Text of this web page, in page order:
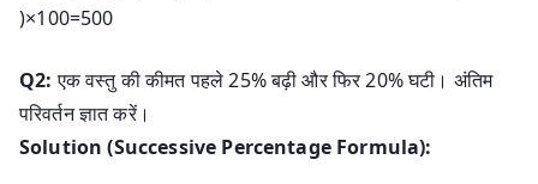
)×100=500
Q2: एक वस्तु की कीमत पहले 25% बढ़ी और फिर 20% घटी। अंतिम
परिवर्तन ज्ञात करें।
Solution (Successive Percentage Formula):